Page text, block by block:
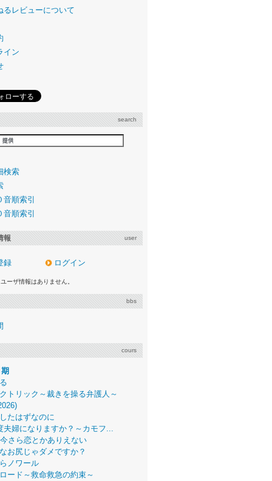
るレビューについて
イン
search
検索
順索引
順索引
報 user
録 ログイン
ーザ情報はありません。
bbs
cours
トリック～裁きを操る弁護人～
たはずなのに
夫婦になりますか？～カモフ...
さら恋とかありえない
お尻じゃダメですか？
ノワール
ード～救命救急の約束～